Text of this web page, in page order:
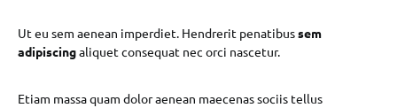
Ut eu sem aenean imperdiet. Hendrerit penatibussem
adipiscingaliquet consequat nec orci nascetur.
Etiam massa quam dolor aenean maecenas sociis tellus